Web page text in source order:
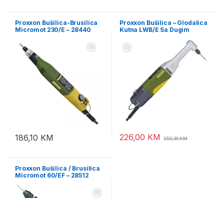
Proxxon Bušilica-Brusilica
Micromot 230/E – 28440
186,10 KM
Proxxon Bušilica – Glodalica
Kutna LWB/E Sa Dugim
226,00 KM 250,30KM
Proxxon Bušilica / Brusilica
Micromot 60/EF – 28512